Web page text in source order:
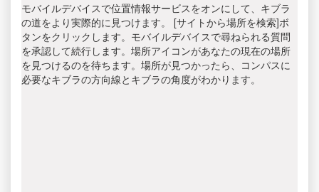
モバイルデバイスで位置情報サービスをオンにして、キブラ
の道をより実際的に見つけます。 [サイトから場所を検索]ボ
タンをクリックします。モバイルデバイスで尋ねられる質問
を承認して続行します。場所アイコンがあなたの現在の場所
を見つけるのを待ちます。場所が見つかったら、コンパスに
必要なキブラの方向線とキブラの角度がわかります。